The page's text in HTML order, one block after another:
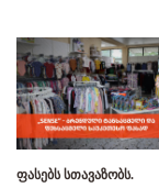
ფასებს სთავაზობს.